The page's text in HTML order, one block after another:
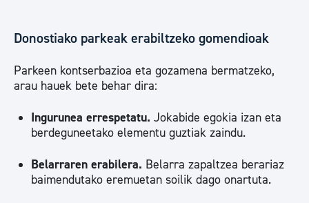
Donostiako parkeak erabiltzeko gomendioak
Parkeen kontserbazioa eta gozamena bermatzeko,
arau hauek bete behar dira:
Ingurunea errespetatu. Jokabide egokia izan eta
berdeguneetako elementu guztiak zaindu.
Belarraren erabilera. Belarra zapaltzea berariaz
baimendutako eremuetan soilik dago onartuta.